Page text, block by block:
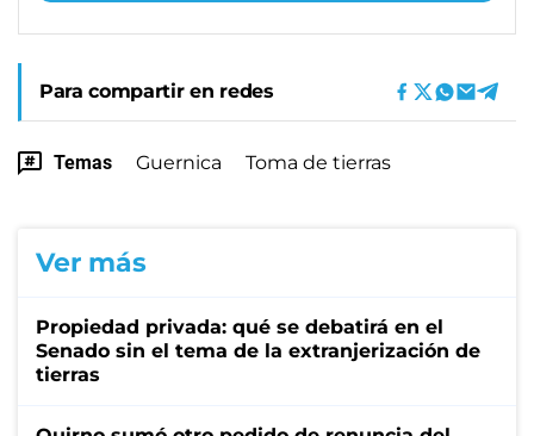
Para compartir en redes
Temas Guernica Toma de tierras
Ver más
Propiedad privada: qué se debatirá en el
Senado sin el tema de la extranjerización de
tierras